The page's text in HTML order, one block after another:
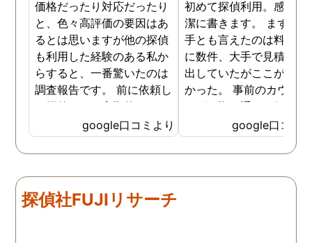
価格だったり対応だったり
と、色々高評価の要因はあ
るとは思いますが他の探偵
も利用した経験のある私か
らすると、一番驚いたのは
調査報告です。 前に依頼し
た探偵では、定期的にまと
めて報告がくる為なかなか
実際の現状を把握するのが
難しかったですが、ここは
来ていました。 担当の人も
丁寧で報告内容もわかりや
google口コミより
初めて探偵利用。感想を
潔に書きます。 まず、
手とも言えたのは料金。
に数件、大手で見積もり
出していたがここが一番
かった。 事前のカウン
ングの際の通りの価格で
途中での追加料金なども
く安心してお任せできた
由のひとつ。 かと言っ
く、むしろ期待以上に細
google口コミ
探偵社FUJIリサーチ